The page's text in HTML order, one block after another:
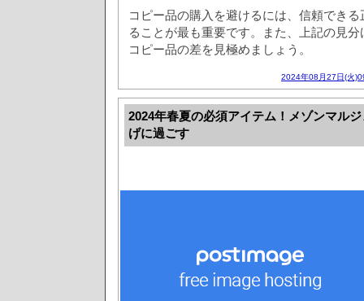
コピー品の購入を避けるには、信頼でき
ることが最も重要です。また、上記の見
コピー品の差を見極めましょう。
2024年08月27日(火
2024年春夏の必須アイテム！メゾンマル
げに過ごす